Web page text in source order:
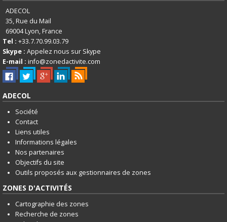
ADECOL
35, Rue du Mail
69004Lyon, France
Tel : +33.7.70.99.03.79
Skype : Appelez nous sur Skype
E-mail : info@zonedactivite.com
ADECOL
Société
Contact
Liens utiles
Informations légales
Nos partenaires
Objectifs du site
Outils proposés aux gestionnaires de zones
ZONES D'ACTIVITÉS
Cartographie des zones
Recherche de zones